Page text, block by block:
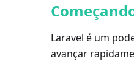
Laravel é um
avançar